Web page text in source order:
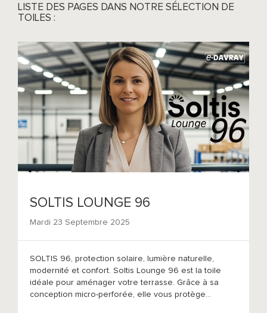
LISTE DES PAGES DANS NOTRE SÉLECTION DE
TOILES :
SOLTIS LOUNGE 96
Mardi 23 Septembre 2025
SOLTIS 96, protection solaire, lumière naturelle,
modernité et confort. Soltis Lounge 96 est la toile
idéale pour aménager votre terrasse. Grâce à sa
conception micro-perforée, elle vous protège...